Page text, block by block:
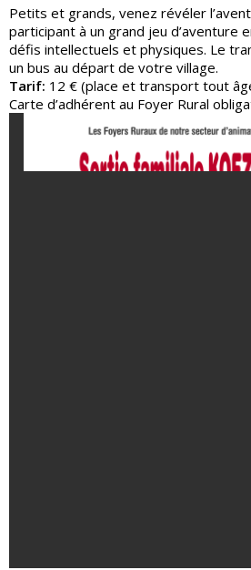
Petits et grands, venez révéler
participant à un grand jeu d’aventure
défis intellectuels et physiques. Le
un bus au départ de votre village.
Tarif: 12 € (place et transport tout
Carte d’adhérent au Foyer Rural